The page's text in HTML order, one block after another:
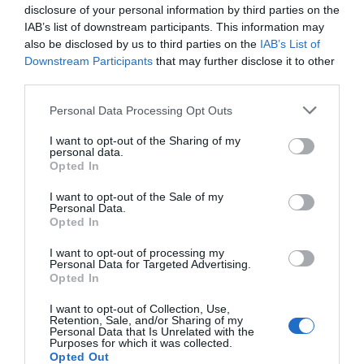
disclosure of your personal information by third parties on the
IAB’s list of downstream participants. This information may
also be disclosed by us to third parties on the IAB’s List of
Downstream Participants that may further disclose it to other
Personal Data Processing Opt Outs
I want to opt-out of the Sharing of my
personal data.
Opted In
I want to opt-out of the Sale of my
Personal Data.
Opted In
I want to opt-out of processing my
Personal Data for Targeted Advertising.
Opted In
I want to opt-out of Collection, Use,
Retention, Sale, and/or Sharing of my
Personal Data that Is Unrelated with the
Purposes for which it was collected.
Opted Out
Freshly Cosmetics,
un luxe necessari
Ametller Origen
compra Green Vita
per créixer en
restauració
Barcelona i
ELS MÉS LLEGITS